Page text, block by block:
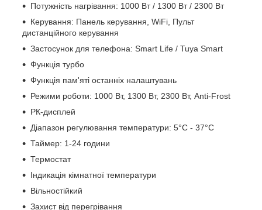
Потужність нагрівання: 1000 Вт / 1300 Вт / 2300 Вт
Керування: Панель керування, WiFi, Пульт
дистанційного керування
Застосунок для телефона: Smart Life / Tuya Smart
Функція турбо
Функція пам'яті останніх налаштувань
Режими роботи: 1000 Вт, 1300 Вт, 2300 Вт, Anti-Frost
РК-дисплей
Діапазон регулювання температури: 5°C - 37°C
Таймер: 1-24 години
Термостат
Індикація кімнатної температури
Вільностійкий
Захист від перегрівання